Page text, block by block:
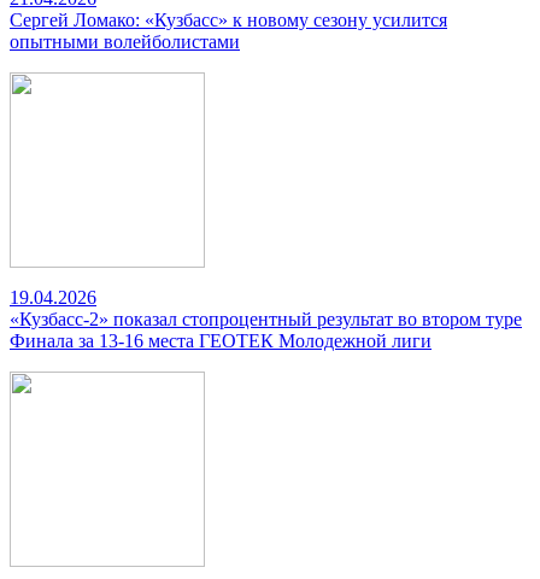
Сергей Ломако: «Кузбасс» к новому сезону усилится
опытными волейболистами
19.04.2026
«Кузбасс-2» показал стопроцентный результат во втором туре
Финала за 13-16 места ГЕОТЕК Молодежной лиги